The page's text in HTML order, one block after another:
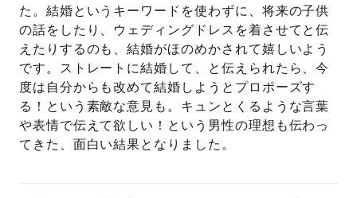
た。結婚というキーワードを使わずに、将来の子供
の話をしたり、ウェディングドレスを着させてと伝
えたりするのも、結婚がほのめかされて嬉しいよう
です。ストレートに結婚して、と伝えられたら、今
度は自分からも改めて結婚しようとプロポーズす
る！という素敵な意見も。キュンとくるような言葉
や表情で伝えて欲しい！という男性の理想も伝わっ
てきた、面白い結果となりました。